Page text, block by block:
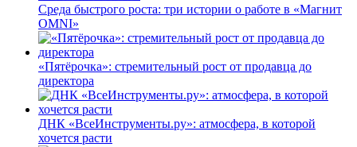
Среда быстрого роста: три истории о работе в «Магнит
OMNI»
«Пятёрочка»: стремительный рост от продавца до
директора
ДНК «ВсеИнструменты.ру»: атмосфера, в которой
хочется расти